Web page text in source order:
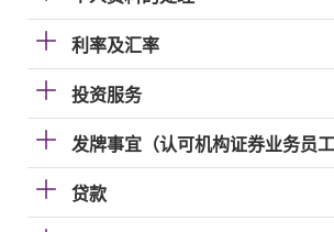
利率及汇率
投资服务
发牌事宜（认可机构证券业务员工
贷款